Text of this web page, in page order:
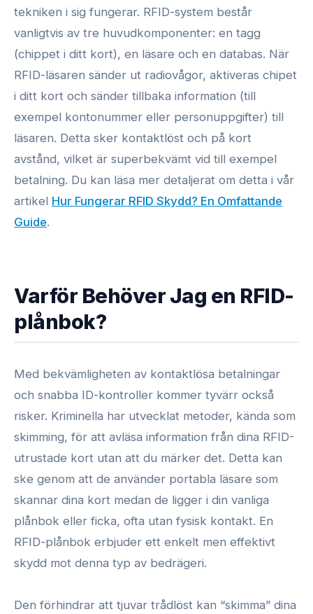
tekniken i sig fungerar. RFID-system består
vanligtvis av tre huvudkomponenter: en tagg
(chippet i ditt kort), en läsare och en databas. När
RFID-läsaren sänder ut radiovågor, aktiveras chipet
i ditt kort och sänder tillbaka information (till
exempel kontonummer eller personuppgifter) till
läsaren. Detta sker kontaktlöst och på kort
avstånd, vilket är superbekvämt vid till exempel
betalning. Du kan läsa mer detaljerat om detta i vår
artikel Hur Fungerar RFID Skydd? En Omfattande
Guide.
Varför Behöver Jag en RFID-
plånbok?
Med bekvämligheten av kontaktlösa betalningar
och snabba ID-kontroller kommer tyvärr också
risker. Kriminella har utvecklat metoder, kända som
skimming, för att avläsa information från dina RFID-
utrustade kort utan att du märker det. Detta kan
ske genom att de använder portabla läsare som
skannar dina kort medan de ligger i din vanliga
plånbok eller ficka, ofta utan fysisk kontakt. En
RFID-plånbok erbjuder ett enkelt men effektivt
skydd mot denna typ av bedrägeri.
Den förhindrar att tjuvar trådlöst kan “skimma” dina